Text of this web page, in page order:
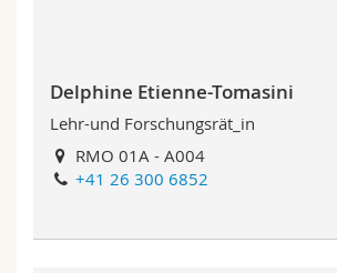
Delphine Etienne-Tomasini
Lehr-und Forschungsrät_in
RMO 01A - A004
+41 26 300 6852